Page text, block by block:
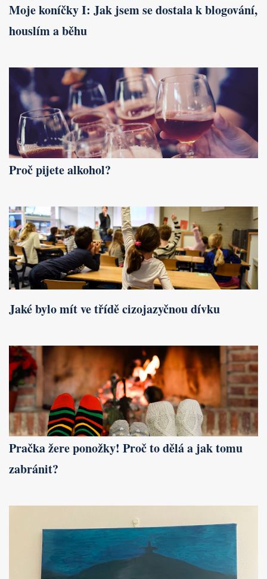
Moje koníčky I: Jak jsem se dostala k blogování,
houslím a běhu
Proč pijete alkohol?
Jaké bylo mít ve třídě cizojazyčnou dívku
Pračka žere ponožky! Proč to dělá a jak tomu
zabránit?